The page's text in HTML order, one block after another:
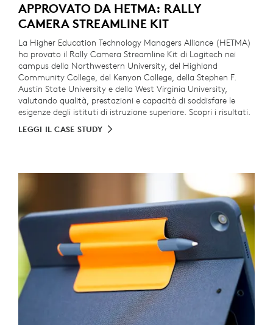
APPROVATO DA HETMA: RALLY
CAMERA STREAMLINE KIT
La Higher Education Technology Managers Alliance (HETMA)
ha provato il Rally Camera Streamline Kit di Logitech nei
campus della Northwestern University, del Highland
Community College, del Kenyon College, della Stephen F.
Austin State University e della West Virginia University,
valutando qualità, prestazioni e capacità di soddisfare le
esigenze degli istituti di istruzione superiore. Scopri i risultati.
LEGGI IL CASE STUDY